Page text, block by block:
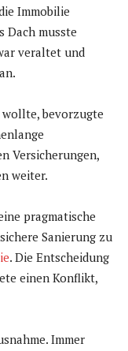
Immobilie
Dach musste
veraltet und
wollte, bevorzugte
Versicherungen,
weiter.
pragmatische
Sanierung zu
. Die Entscheidung
einen Konflikt,
Immer